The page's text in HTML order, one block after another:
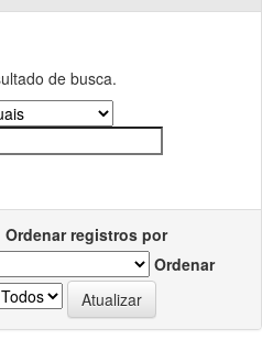
de busca.
Ordenar registros por
Ordenar